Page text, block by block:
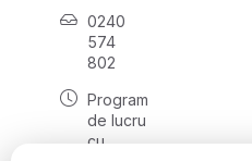
0240
574
802
Program
de lucru
cu